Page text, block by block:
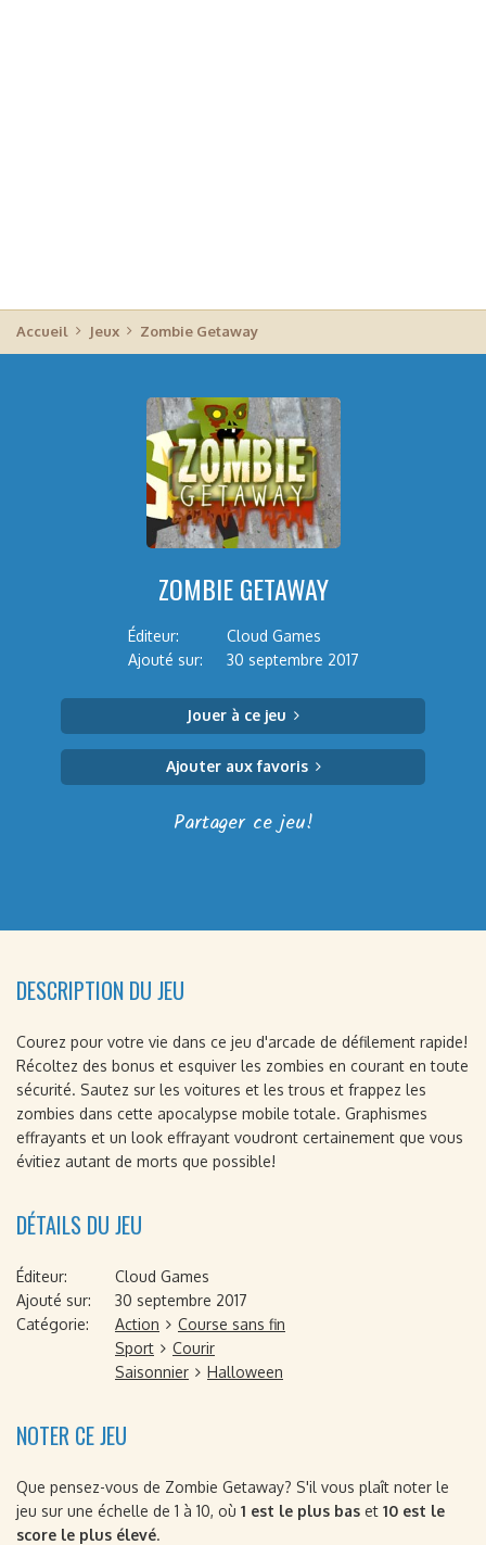
Accueil Jeux Zombie Getaway
ZOMBIE GETAWAY
Éditeur:
Cloud Games
Ajouté sur:
30 septembre 2017
Jouer à ce jeu
Ajouter aux favoris
Partager ce jeu!
DESCRIPTION DU JEU
Courez pour votre vie dans ce jeu d'arcade de défilement rapide!
Récoltez des bonus et esquiver les zombies en courant en toute
sécurité. Sautez sur les voitures et les trous et frappez les
zombies dans cette apocalypse mobile totale. Graphismes
effrayants et un look effrayant voudront certainement que vous
évitiez autant de morts que possible!
DÉTAILS DU JEU
Éditeur:
Cloud Games
Ajouté sur:
30 septembre 2017
Catégorie:
Action
Course sans fin
Sport
Courir
Saisonnier
Halloween
NOTER CE JEU
Que pensez-vous de Zombie Getaway? S'il vous plaît noter le
jeu sur une échelle de 1 à 10, où 1 est le plus bas et 10 est le
score le plus élevé.